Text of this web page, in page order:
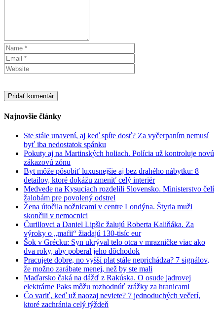
Najnovšie články
Ste stále unavení, aj keď spíte dosť? Za vyčerpaním nemusí
byť iba nedostatok spánku
Pokuty aj na Martinských holiach. Polícia už kontroluje novú
zákazovú zónu
Byt môže pôsobiť luxusnejšie aj bez drahého nábytku: 8
detailov, ktoré dokážu zmeniť celý interiér
Medvede na Kysuciach rozdelili Slovensko. Ministerstvo čelí
žalobám pre povolený odstrel
Žena útočila nožnicami v centre Londýna. Štyria muži
skončili v nemocnici
Čurillovci a Daniel Lipšic žalujú Roberta Kaliňáka. Za
výroky o „mafii“ žiadajú 130-tisíc eur
Šok v Grécku: Syn ukrýval telo otca v mrazničke viac ako
dva roky, aby poberal jeho dôchodok
Pracujete dobre, no vyšší plat stále neprichádza? 7 signálov,
že možno zarábate menej, než by ste mali
Maďarsko čaká na dážď z Rakúska. O osude jadrovej
elektrárne Paks môžu rozhodnúť zrážky za hranicami
Čo variť, keď už naozaj neviete? 7 jednoduchých večerí,
ktoré zachránia celý týždeň